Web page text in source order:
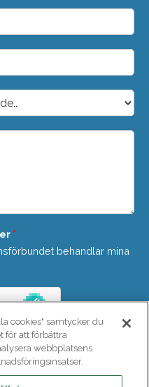
*
behandlar mina
SKICKA
cookies" samtycker du
för att förbättra
webbplatsens